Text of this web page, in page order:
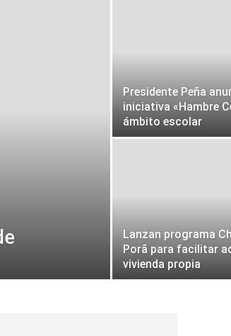
Presidente Peña
iniciativa «Hambre
ámbito escolar
Lanzan programa
Porã para facilitar
vivienda propia